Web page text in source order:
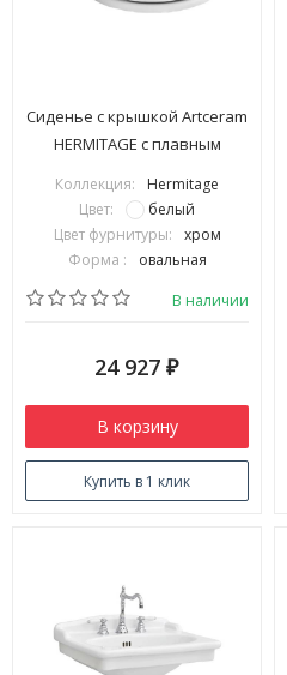
Сиденье с крышкой Artceram
HERMITAGE с плавным
HEA005 01 71
Коллекция:
Hermitage
Цвет:
белый
Цвет фурнитуры:
хром
Форма :
овальная
В наличии
24 927 ₽
В корзину
Купить в 1 клик